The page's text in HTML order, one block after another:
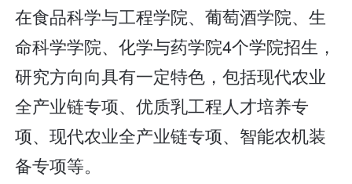
在食品科学与工程学院、葡萄酒学院、生
命科学学院、化学与药学院4个学院招生，
研究方向向具有一定特色，包括现代农业
全产业链专项、优质乳工程人才培养专
项、现代农业全产业链专项、智能农机装
备专项等。